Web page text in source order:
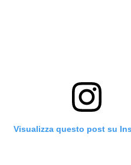
Visualizza questo post su